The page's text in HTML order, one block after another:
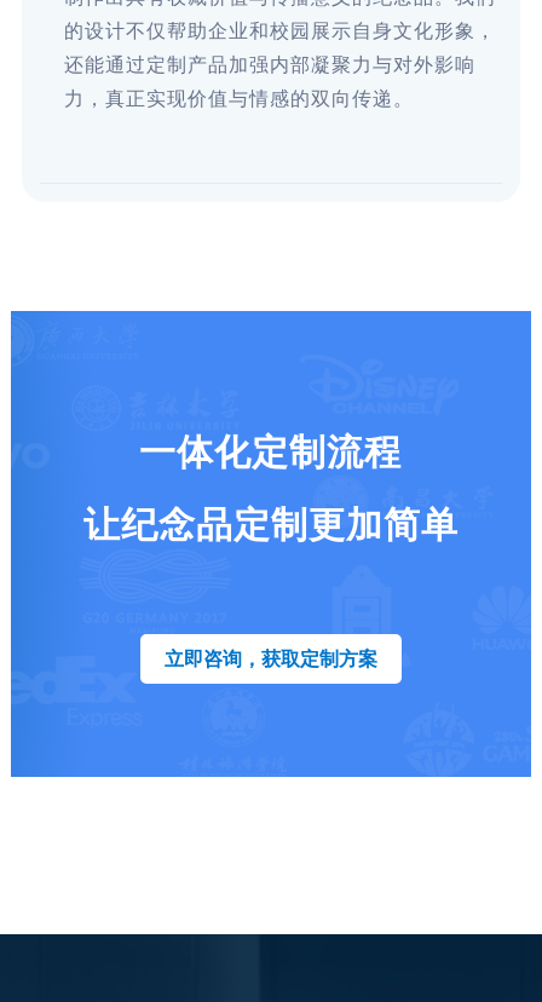
的设计不仅帮助企业和校园展示自身文化形象，
还能通过定制产品加强内部凝聚力与对外影响
力，真正实现价值与情感的双向传递。
一体化定制流程
让纪念品定制更加简单
立即咨询，获取定制方案